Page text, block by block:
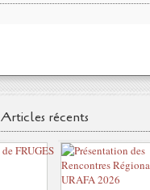
Articles récents